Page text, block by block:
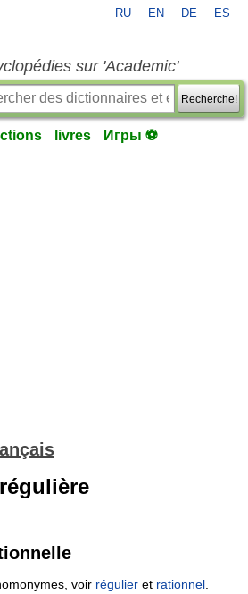
RU EN DE ES
sur 'Academic'
Recherche!
livres Игры ⚽
voir régulier et rationnel